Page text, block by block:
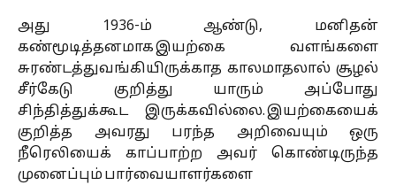
அது 1936-ம் ஆண்டு, மனிதன்
கண்மூடித்தனமாக இயற்கை வளங்களை
சுரண்டத்துவங்கியிருக்காத காலமாதலால் சூழல்
சீர்கேடு குறித்து யாரும் அப்போது
சிந்தித்துக்கூட இருக்கவில்லை. இயற்கையைக்
குறித்த அவரது பரந்த அறிவையும் ஒரு
நீரெலியைக் காப்பாற்ற அவர் கொண்டிருந்த
முனைப்பும் பார்வையாளர்களை